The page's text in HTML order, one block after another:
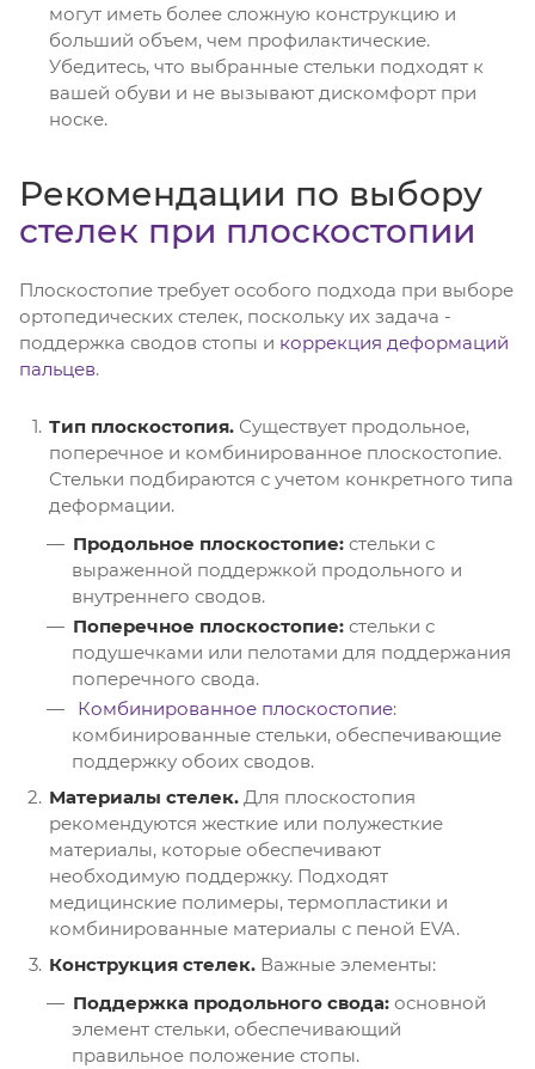
могут иметь более сложную конструкцию и
больший объем, чем профилактические.
Убедитесь, что выбранные стельки подходят к
вашей обуви и не вызывают дискомфорт при
носке.
Рекомендации по выбору
стелек при плоскостопии
Плоскостопие требует особого подхода при выборе
ортопедических стелек, поскольку их задача -
поддержка сводов стопы и коррекция деформаций
пальцев.
Тип плоскостопия. Существует продольное,
поперечное и комбинированное плоскостопие.
Стельки подбираются с учетом конкретного типа
деформации.
Продольное плоскостопие: стельки с
выраженной поддержкой продольного и
внутреннего сводов.
Поперечное плоскостопие: стельки с
подушечками или пелотами для поддержания
поперечного свода.
Комбинированное плоскостопие:
комбинированные стельки, обеспечивающие
поддержку обоих сводов.
Материалы стелек. Для плоскостопия
рекомендуются жесткие или полужесткие
материалы, которые обеспечивают
необходимую поддержку. Подходят
медицинские полимеры, термопластики и
комбинированные материалы с пеной EVA.
Конструкция стелек. Важные элементы:
Поддержка продольного свода: основной
элемент стельки, обеспечивающий
правильное положение стопы.